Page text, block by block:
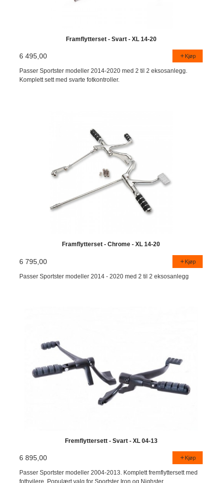
Framflytterset - Svart - XL 14-20
6 495,00 Kjøp
Passer Sportster modeller 2014-2020 med 2 til 2 eksosanlegg.
Komplett sett med svarte fotkontroller.
Framflytterset - Chrome - XL 14-20
6 795,00 Kjøp
Passer Sportster modeller 2014 - 2020 med 2 til 2 eksosanlegg
Fremflyttersett - Svart - XL 04-13
6 895,00 Kjøp
Passer Sportster modeller 2004-2013. Komplett fremflyttersett med
fothvilere. Populært valg for Sportster Iron og Nighster.